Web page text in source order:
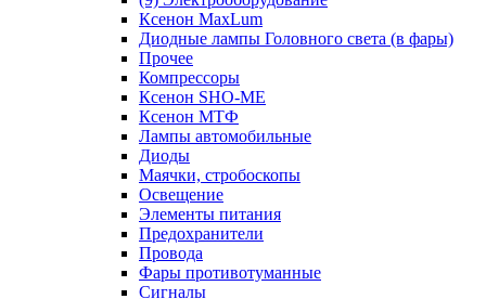
Ксенон MaxLum
Диодные лампы Головного света (в фары)
Прочее
Компрессоры
Ксенон SHO-ME
Ксенон МТФ
Лампы автомобильные
Диоды
Маячки, стробоскопы
Освещение
Элементы питания
Предохранители
Провода
Фары противотуманные
Сигналы